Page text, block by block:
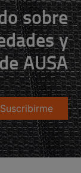
sobre
y
AUSA
Suscribirme